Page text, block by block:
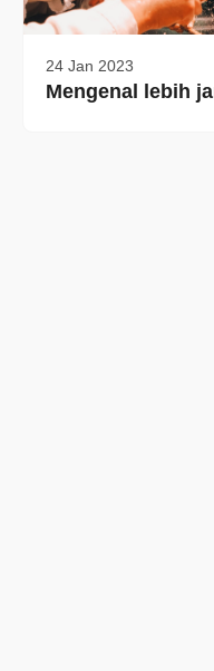
24 Jan 2023
Mengenal lebih